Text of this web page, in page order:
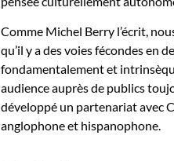
Comme Michel Berry l’écrit,
qu’il y a des voies fécondes en
fondamentalement et
audience auprès de publics
développé un partenariat avec
anglophone et hispanophone.